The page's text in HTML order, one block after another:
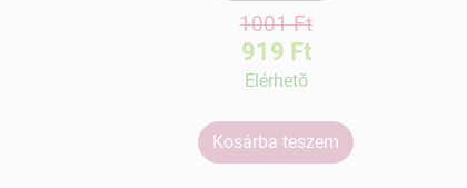
1001 Ft
919 Ft
Elérhetõ
Kosárba teszem